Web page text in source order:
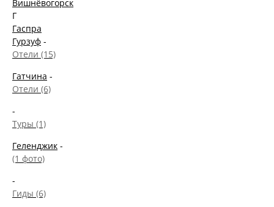
Вишнёвогорск
Г
Гаспра
Гурзуф -
Отели (15)
Гатчина -
Отели (6)
-
Туры (1)
Геленджик -
(1 фото)
-
Гиды (6)